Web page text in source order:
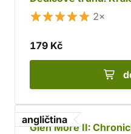
2×
179 Kč
angličtina
Glen More II: